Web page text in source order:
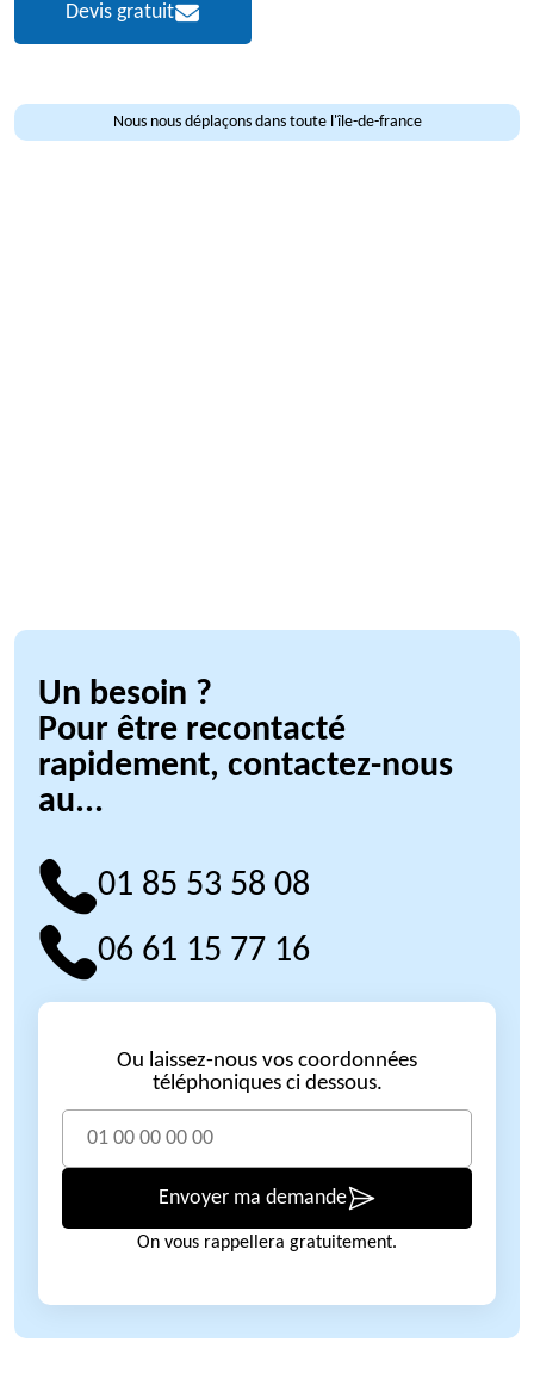
Devis gratuit
Nous nous déplaçons dans toute l'île-de-france
Un besoin ?
Pour être recontacté
rapidement, contactez-nous
au...
01 85 53 58 08
06 61 15 77 16
Ou laissez-nous vos coordonnées
téléphoniques ci dessous.
Envoyer ma demande
On vous rappellera gratuitement.